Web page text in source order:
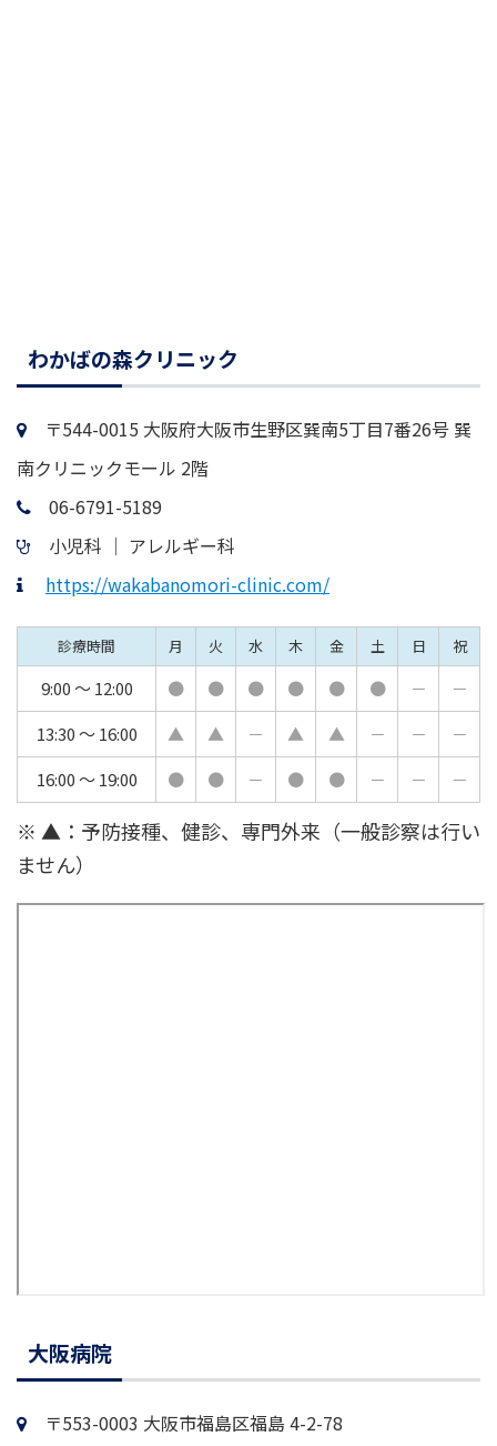
わかばの森クリニック
〒544-0015 大阪府大阪市生野区巽南5丁目7番26号 巽
南クリニックモール 2階
06-6791-5189
小児科 │ アレルギー科
https://wakabanomori-clinic.com/
診療時間 月 火 水 木 金 土 日 祝
9:00 ～ 12:00 ● ● ● ● ● ● －
－
13:30 ～ 16:00
▲ ▲ － ▲ ▲ － －
－
16:00 〜 19:00
● ● － ● ● － － －
※ ▲：予防接種、健診、専門外来（一般診察は行い
ません）
大阪病院
〒553-0003 大阪市福島区福島 4-2-78